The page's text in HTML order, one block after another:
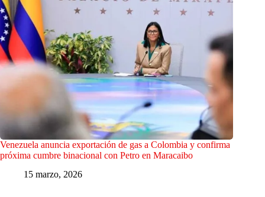
Venezuela anuncia exportación de gas a Colombia y confirma
próxima cumbre binacional con Petro en Maracaibo
15 marzo, 2026